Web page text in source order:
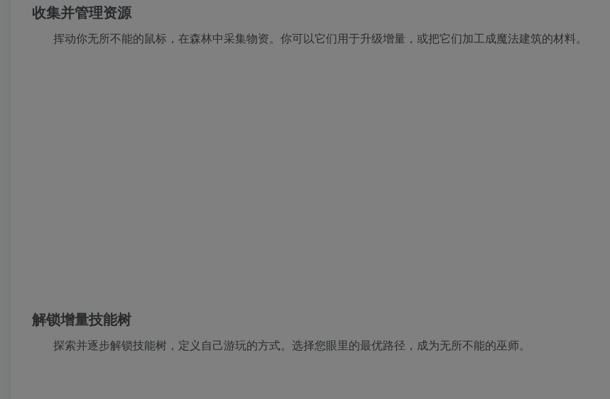
收集并管理资源
挥动你无所不能的鼠标，在森林中采集物资。你可以它们用于升级增量，或把它们加工成魔法建筑的材料。
解锁增量技能树
探索并逐步解锁技能树，定义自己游玩的方式。选择您眼里的最优路径，成为无所不能的巫师。